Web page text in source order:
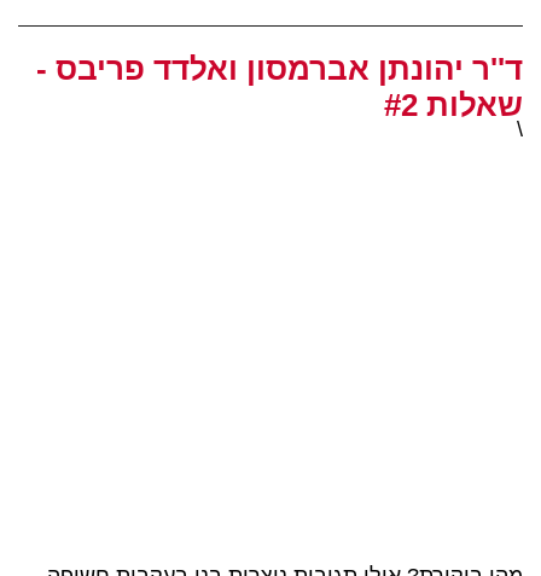
ד''ר יהונתן אברמסון ואלדד פריבס -
שאלות #2